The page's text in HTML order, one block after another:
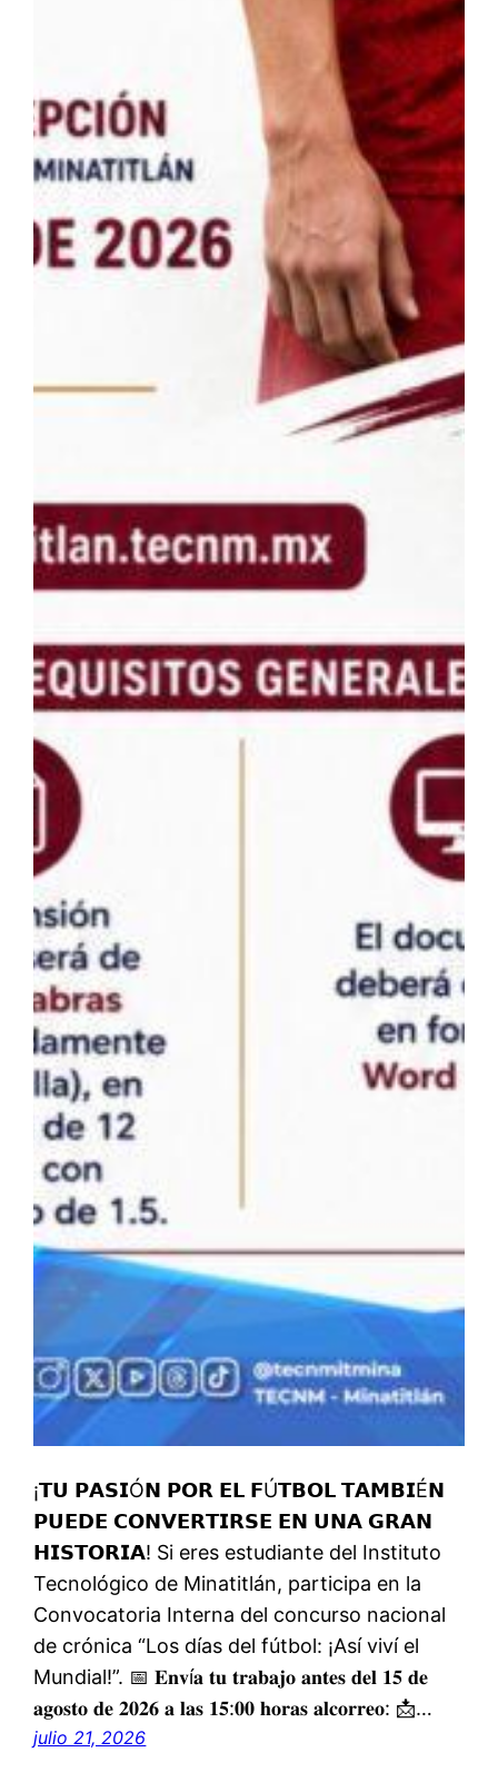
¡𝗧𝗨 𝗣𝗔𝗦𝗜Ó𝗡 𝗣𝗢𝗥 𝗘𝗟 𝗙Ú𝗧𝗕𝗢𝗟 𝗧𝗔𝗠𝗕𝗜É𝗡
𝗣𝗨𝗘𝗗𝗘 𝗖𝗢𝗡𝗩𝗘𝗥𝗧𝗜𝗥𝗦𝗘 𝗘𝗡 𝗨𝗡𝗔 𝗚𝗥𝗔𝗡
𝗛𝗜𝗦𝗧𝗢𝗥𝗜𝗔! Si eres estudiante del Instituto
Tecnológico de Minatitlán, participa en la
Convocatoria Interna del concurso nacional
de crónica “Los días del fútbol: ¡Así viví el
Mundial!”. 📅 𝐄𝐧𝐯í𝐚 𝐭𝐮 𝐭𝐫𝐚𝐛𝐚𝐣𝐨 𝐚𝐧𝐭𝐞𝐬 𝐝𝐞𝐥 𝟏𝟓 𝐝𝐞
𝐚𝐠𝐨𝐬𝐭𝐨 𝐝𝐞 𝟐𝟎𝟐𝟔 𝐚 𝐥𝐚𝐬 𝟏𝟓:𝟎𝟎 𝐡𝐨𝐫𝐚𝐬 𝐚𝐥𝐜𝐨𝐫𝐫𝐞𝐨: 📩…
julio 21, 2026